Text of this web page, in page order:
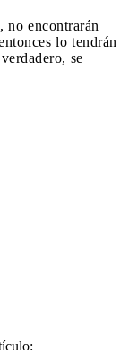
no encontrarán
lo tendrán
se